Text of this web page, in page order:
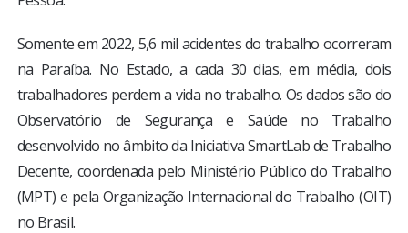
Somente em 2022, 5,6 mil acidentes do trabalho ocorreram
na Paraíba. No Estado, a cada 30 dias, em média, dois
trabalhadores perdem a vida no trabalho. Os dados são do
Observatório de Segurança e Saúde no Trabalho
desenvolvido no âmbito da Iniciativa SmartLab de Trabalho
Decente, coordenada pelo Ministério Público do Trabalho
(MPT) e pela Organização Internacional do Trabalho (OIT)
no Brasil.